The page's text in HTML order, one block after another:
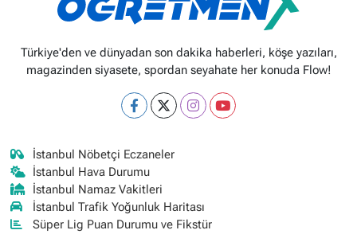
Türkiye'den ve dünyadan son dakika haberleri, köşe yazıları,
magazinden siyasete, spordan seyahate her konuda Flow!
İstanbul Nöbetçi Eczaneler
İstanbul Hava Durumu
İstanbul Namaz Vakitleri
İstanbul Trafik Yoğunluk Haritası
Süper Lig Puan Durumu ve Fikstür